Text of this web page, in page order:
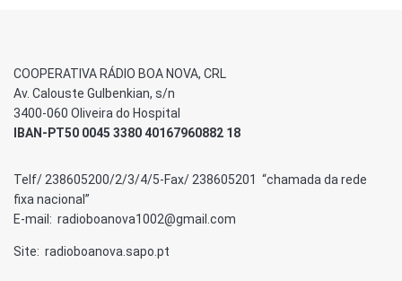
COOPERATIVA RÁDIO BOA NOVA, CRL
Av. Calouste Gulbenkian, s/n
3400-060 Oliveira do Hospital
IBAN-PT50 0045 3380 40167960882 18
Telf/ 238605200/2/3/4/5-Fax/ 238605201 “chamada da rede
fixa nacional”
E-mail: radioboanova1002@gmail.com
Site: radioboanova.sapo.pt